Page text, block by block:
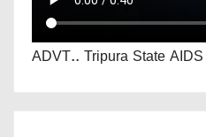
ADVT.. Tripura State